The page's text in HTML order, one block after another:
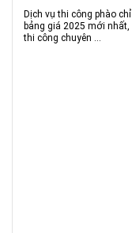
Dịch vụ thi công phào
bảng giá 2025 mới
thi công chuyên ...